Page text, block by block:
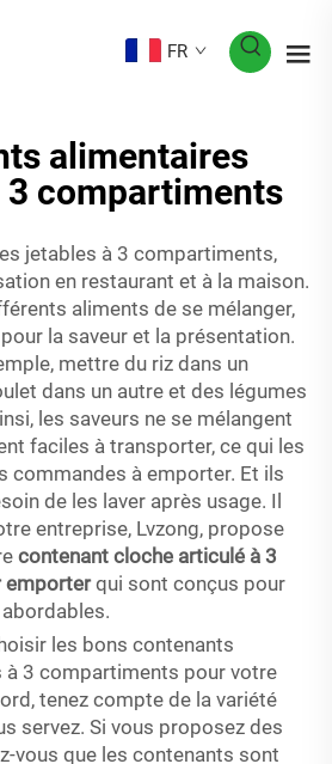
FR
alimentaires
3 compartiments
jetables à 3 compartiments,
en restaurant et à la maison.
aliments de se mélanger,
la saveur et la présentation.
mettre du riz dans un
dans un autre et des légumes
les saveurs ne se mélangent
faciles à transporter, ce qui les
commandes à emporter. Et ils
de les laver après usage. Il
entreprise, Lvzong, propose
contenant cloche articulé à 3
emporterqui sont conçus pour
les bons contenants
à 3 compartiments pour votre
tenez compte de la variété
servez. Si vous proposez des
vous que les contenants sont